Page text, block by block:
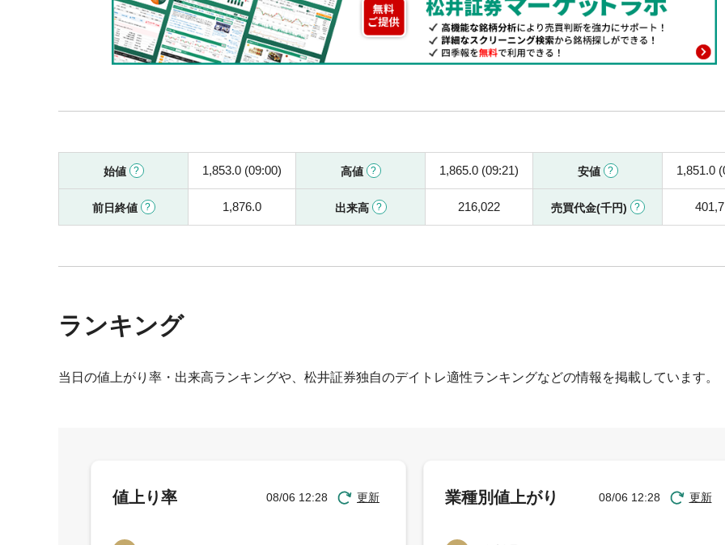
始値 1,853.0 (09:00) 高値 1,865.0 (09:21) 安値 1,851.0
前日終値 1,876.0 出来高 216,022 売買代金(千円)
ランキング
当日の値上がり率・出来高ランキングや、松井証券独自のデイトレ適性ランキングなどの情報を掲載しています。